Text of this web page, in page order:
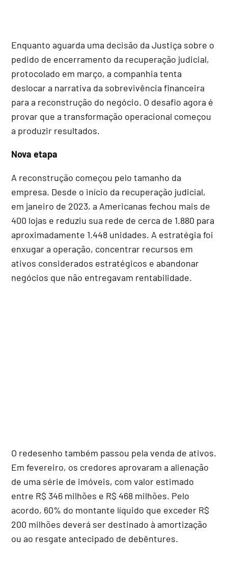
Enquanto aguarda uma decisão da Justiça sobre o
pedido de encerramento da recuperação judicial,
protocolado em março, a companhia tenta
deslocar a narrativa da sobrevivência financeira
para a reconstrução do negócio. O desafio agora é
provar que a transformação operacional começou
a produzir resultados.
Nova etapa
A reconstrução começou pelo tamanho da
empresa. Desde o início da recuperação judicial,
em janeiro de 2023, a Americanas fechou mais de
400 lojas e reduziu sua rede de cerca de 1.880 para
aproximadamente 1.448 unidades. A estratégia foi
enxugar a operação, concentrar recursos em
ativos considerados estratégicos e abandonar
negócios que não entregavam rentabilidade.
O redesenho também passou pela venda de ativos.
Em fevereiro, os credores aprovaram a alienação
de uma série de imóveis, com valor estimado
entre R$ 346 milhões e R$ 468 milhões. Pelo
acordo, 60% do montante líquido que exceder R$
200 milhões deverá ser destinado à amortização
ou ao resgate antecipado de debêntures.